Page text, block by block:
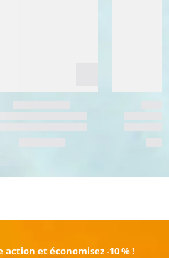
et économisez -10 % !